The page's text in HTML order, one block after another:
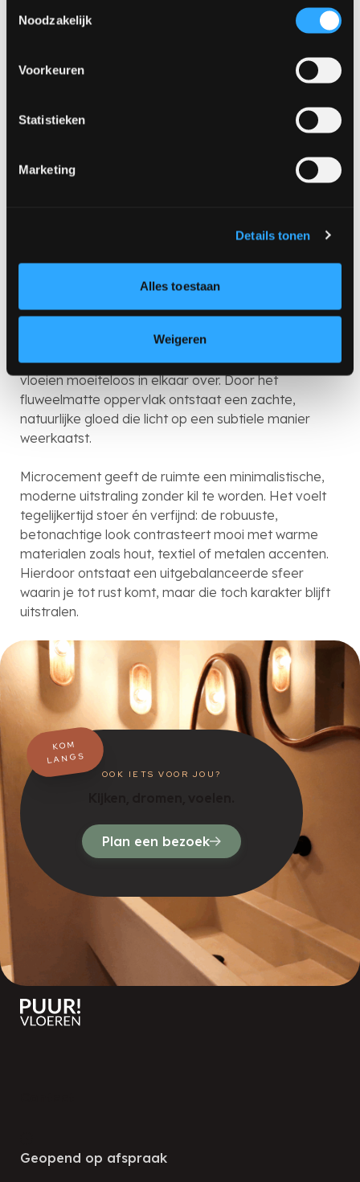
Noodzakelijk
Voorkeuren
Statistieken
Marketing
Details tonen
Alles toestaan
Weigeren
Microcement
ademt een serene, tijdloze rust. De naadloze
afwerking zorgt voor een visuele eenheid die het
interieur ruimtelijker maakt; wanden en vloeren
vloeien moeiteloos in elkaar over. Door het
fluweelmatte oppervlak ontstaat een zachte,
natuurlijke gloed die licht op een subtiele manier
weerkaatst.
Microcement geeft de ruimte een minimalistische,
moderne uitstraling zonder kil te worden. Het voelt
tegelijkertijd stoer én verfijnd: de robuuste,
betonachtige look contrasteert mooi met warme
materialen zoals hout, textiel of metalen accenten.
Hierdoor ontstaat een uitgebalanceerde sfeer
waarin je tot rust komt, maar die toch karakter blijft
uitstralen.
KOM
LANGS
OOK IETS VOOR JOU?
Plan een bezoek
Geopend op afspraak